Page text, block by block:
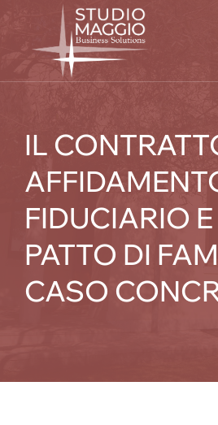
content
IL
FIDUCIARIO
PATTO DI
CASO